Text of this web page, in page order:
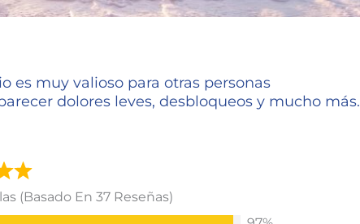
es muy valioso para otras personas
dolores leves, desbloqueos y mucho más.
(basado En 37 Reseñas)